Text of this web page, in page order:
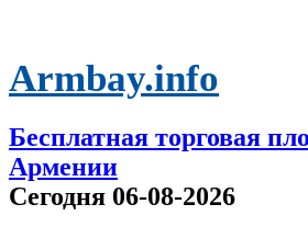
Armbay.info
Бесплатная торговая
Армении
Сегодня 06-08-2026